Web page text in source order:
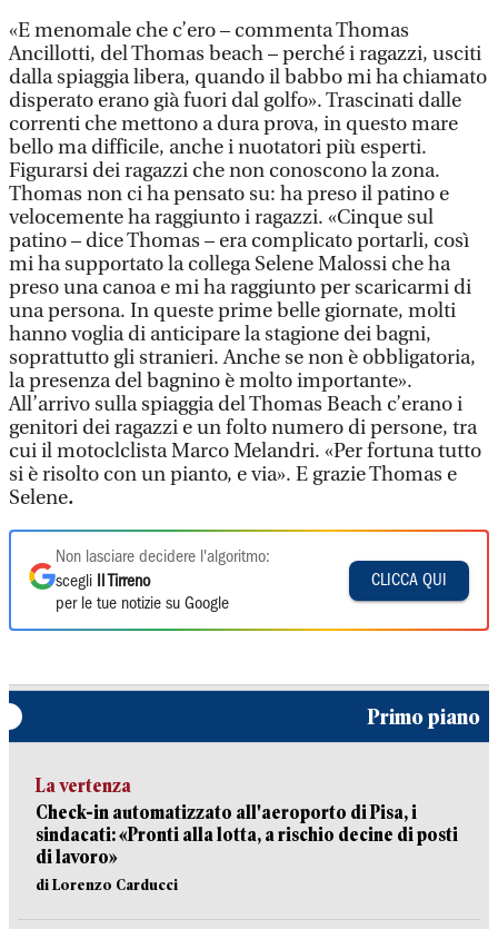
«E menomale che c’ero – commenta Thomas
Ancillotti, del Thomas beach – perché i ragazzi, usciti
dalla spiaggia libera, quando il babbo mi ha chiamato
disperato erano già fuori dal golfo». Trascinati dalle
correnti che mettono a dura prova, in questo mare
bello ma difficile, anche i nuotatori più esperti.
Figurarsi dei ragazzi che non conoscono la zona.
Thomas non ci ha pensato su: ha preso il patino e
velocemente ha raggiunto i ragazzi. «Cinque sul
patino – dice Thomas – era complicato portarli, così
mi ha supportato la collega Selene Malossi che ha
preso una canoa e mi ha raggiunto per scaricarmi di
una persona. In queste prime belle giornate, molti
hanno voglia di anticipare la stagione dei bagni,
soprattutto gli stranieri. Anche se non è obbligatoria,
la presenza del bagnino è molto importante».
All’arrivo sulla spiaggia del Thomas Beach c’erano i
genitori dei ragazzi e un folto numero di persone, tra
cui il motoclclista Marco Melandri. «Per fortuna tutto
si è risolto con un pianto, e via». E grazie Thomas e
Selene.
Non lasciare decidere l'algoritmo:
scegli
Il Tirreno
per le tue notizie su Google
CLICCA QUI
Primo piano
La vertenza
Check-in automatizzato all'aeroporto di Pisa, i
sindacati: «Pronti alla lotta, a rischio decine di posti
di lavoro»
di Lorenzo Carducci